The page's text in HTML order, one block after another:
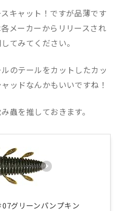
キャット！ですが品薄です
メーカーからリリースされ
てみてください。
のテールをカットしたカッ
ッドなんかもいいですね！
蟲を推しておきます。
グリーンパンプキン